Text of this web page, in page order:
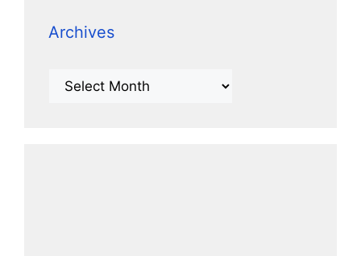
Archives
Archives